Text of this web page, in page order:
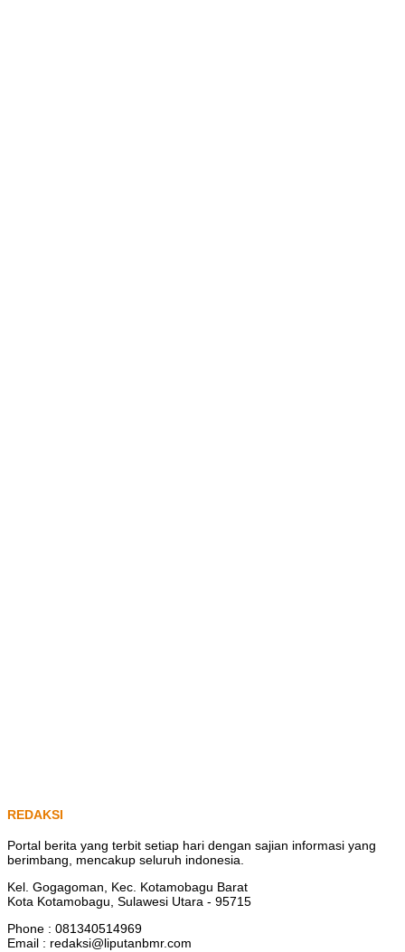
REDAKSI
Portal berita yang terbit setiap hari dengan sajian informasi yang
berimbang, mencakup seluruh indonesia.
Kel. Gogagoman, Kec. Kotamobagu Barat
Kota Kotamobagu, Sulawesi Utara - 95715
Phone : 081340514969
Email : redaksi@liputanbmr.com